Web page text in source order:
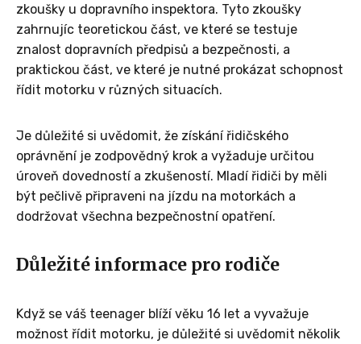
zkoušky u dopravního inspektora. Tyto zkoušky
zahrnujíc teoretickou část, ve které se testuje
znalost dopravních předpisů a bezpečnosti, a
praktickou část, ve které je nutné prokázat schopnost
řídit motorku v různých situacích.
Je důležité si uvědomit, že získání řidičského
oprávnění je zodpovědný krok a vyžaduje určitou
úroveň dovedností a zkušeností. Mladí řidiči by měli
být pečlivě připraveni na jízdu na motorkách a
dodržovat všechna bezpečnostní opatření.
Důležité informace pro rodiče
Když se váš teenager blíží věku 16 let a vyvažuje
možnost řídit motorku, je důležité si uvědomit několik